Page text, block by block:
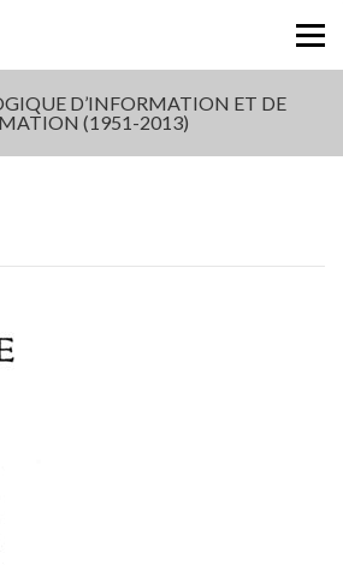
D’INFORMATION ET DE
(1951-2013)